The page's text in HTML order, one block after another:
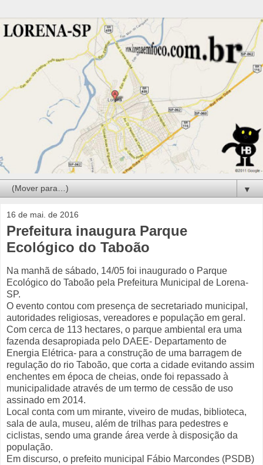
▼
16 de mai. de 2016
Prefeitura inaugura Parque
Ecológico do Taboão
Na manhã de sábado, 14/05 foi inaugurado o Parque
Ecológico do Taboão pela Prefeitura Municipal de Lorena-
SP.
O evento contou com presença de secretariado municipal,
autoridades religiosas, vereadores e população em geral.
Com cerca de 113 hectares, o parque ambiental era uma
fazenda desapropiada pelo DAEE- Departamento de
Energia Elétrica- para a construção de uma barragem de
regulação do rio Taboão, que corta a cidade evitando assim
enchentes em época de cheias, onde foi repassado à
municipalidade através de um termo de cessão de uso
assinado em 2014.
Local conta com um mirante, viveiro de mudas, biblioteca,
sala de aula, museu, além de trilhas para pedestres e
ciclistas, sendo uma grande área verde à disposição da
população.
Em discurso, o prefeito municipal Fábio Marcondes (PSDB)